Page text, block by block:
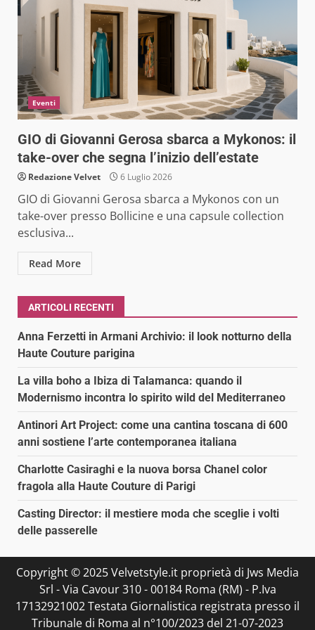
Eventi
GIO di Giovanni Gerosa sbarca a Mykonos: il
take-over che segna l’inizio dell’estate
Redazione Velvet 6 Luglio 2026
GIO di Giovanni Gerosa sbarca a Mykonos con un
take-over presso Bollicine e una capsule collection
esclusiva...
Read More
ARTICOLI RECENTI
Anna Ferzetti in Armani Archivio: il look notturno della
Haute Couture parigina
La villa boho a Ibiza di Talamanca: quando il
Modernismo incontra lo spirito wild del Mediterraneo
Antinori Art Project: come una cantina toscana di 600
anni sostiene l’arte contemporanea italiana
Charlotte Casiraghi e la nuova borsa Chanel color
fragola alla Haute Couture di Parigi
Casting Director: il mestiere moda che sceglie i volti
delle passerelle
Copyright © 2025 Velvetstyle.it proprietà di Jws Media
Srl - Via Cavour 310 - 00184 Roma (RM) - P.Iva
17132921002 Testata Giornalistica registrata presso il
Tribunale di Roma al n°100/2023 del 21-07-2023